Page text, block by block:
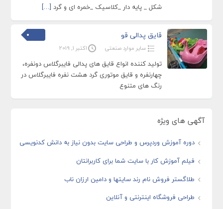
شکل _ پایه دار _کلاسیک _خمره ای و گرد […]
قایق پدالی قو
سایر موارد صنعتی اکتبر 1, 2019
تولید کننده انواع قایق های پدالی فایبرگلاس دونفره،
چهارنفره و قایق موتوری گرد هشت نفره فایبرگلاس در
رنگ های متنوع
آگهی های ویژه
دوره آموزش وردپرس و طراحی سایت بدون نیاز به دانش کدنویسی
فیلم آموزش کار با سایت شما برای کاربرانتان
طلاگستر فروش نام رند سایتها و دامین ارزان ناب
طراحی فروشگاه اینترنتی و آنلاین